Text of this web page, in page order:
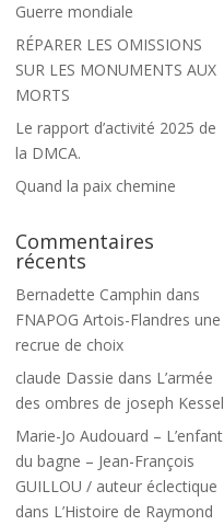
Guerre mondiale
RÉPARER LES OMISSIONS
SUR LES MONUMENTS AUX
MORTS
Le rapport d’activité 2025 de
la DMCA.
Quand la paix chemine
Commentaires
récents
Bernadette Camphin dans
FNAPOG Artois-Flandres une
recrue de choix
claude Dassie dans L’armée
des ombres de joseph Kessel
Marie-Jo Audouard – L’enfant
du bagne – Jean-François
GUILLOU / auteur éclectique
dans L’Histoire de Raymond